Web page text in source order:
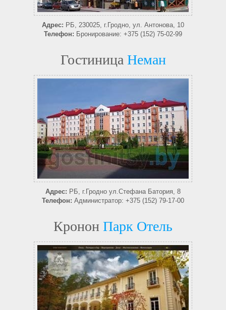
Адрес: РБ, 230025, г.Гродно, ул. Антонова, 10
Телефон: Бронирование: +375 (152) 75-02-99
Гостиница Неман
Адрес: РБ, г.Гродно ул.Стефана Батория, 8
Телефон: Администратор: +375 (152) 79-17-00
Кронон Парк Отель